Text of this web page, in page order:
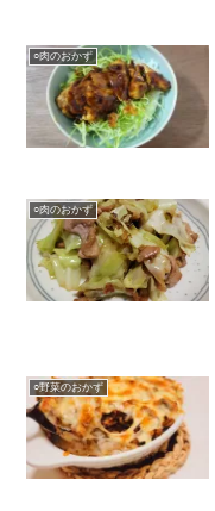
○肉のおかず
○肉のおかず
○野菜のおかず